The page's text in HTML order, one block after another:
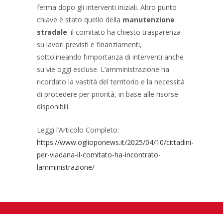
ferma dopo gli interventi iniziali. Altro punto
chiave è stato quello della manutenzione
stradale: il comitato ha chiesto trasparenza
su lavori previsti e finanziamenti,
sottolineando l’importanza di interventi anche
su vie oggi escluse. L’amministrazione ha
ricordato la vastità del territorio e la necessità
di procedere per priorità, in base alle risorse
disponibili.
Leggi l’Articolo Completo:
https://www.oglioponews.it/2025/04/10/cittadini-
per-viadana-il-comitato-ha-incontrato-
lamministrazione/